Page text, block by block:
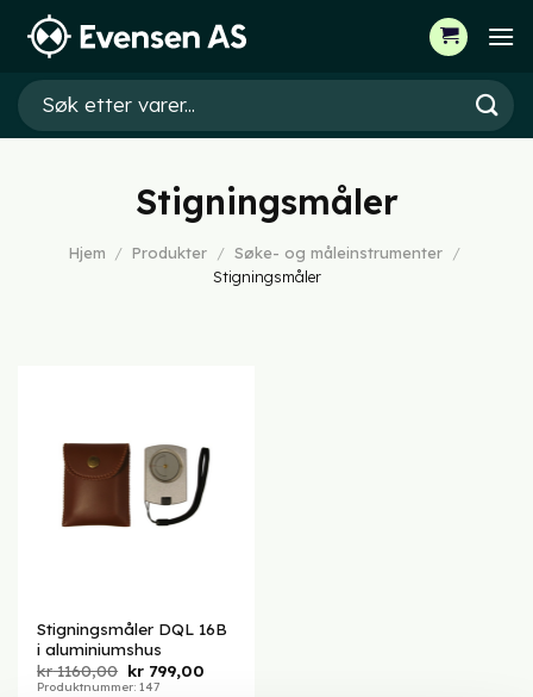
Søk
etter:
Stigningsmåler
Hjem / Produkter / Søke- og måleinstrumenter /
Stigningsmåler
Stigningsmåler DQL 16B
i aluminiumshus
kr1160,00 Opprinnelig
pris
kr 799,00
Produktnummer: 147